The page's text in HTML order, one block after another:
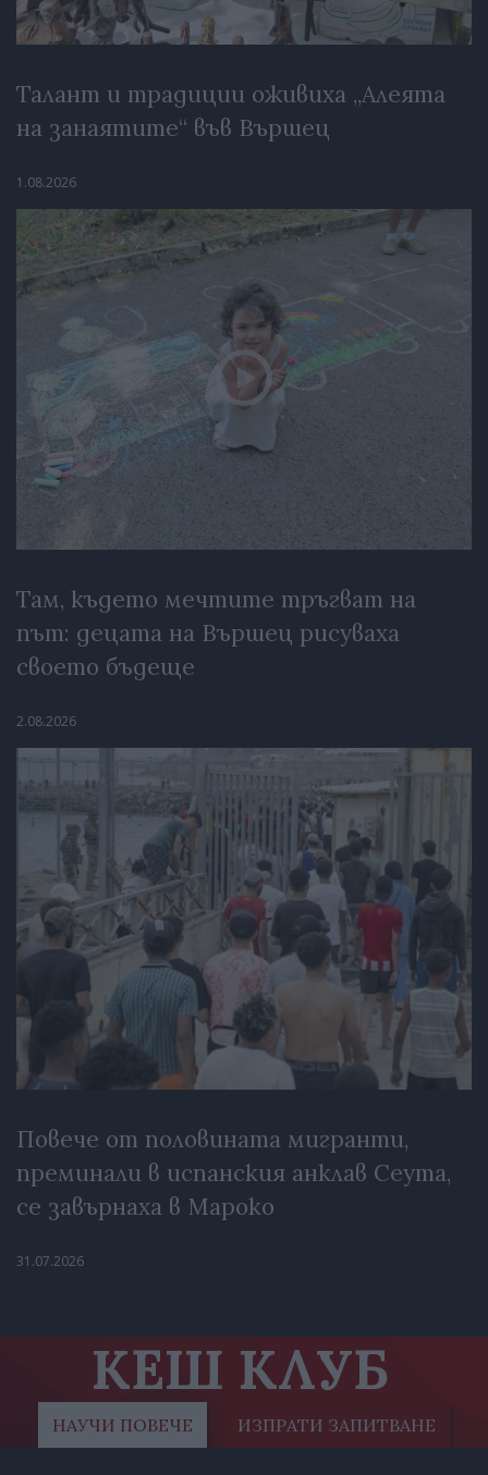
Талант и традиции оживиха „Алеята
на занаятите“ във Вършец
1.08.2026
Там, където мечтите тръгват на
път: децата на Вършец рисуваха
своето бъдеще
2.08.2026
Повече от половината мигранти,
преминали в испанския анклав Сеута,
се завърнаха в Мароко
31.07.2026
КЕШ КЛУБ
НАУЧИ ПОВЕЧЕ ИЗПРАТИ ЗАПИТВАНЕ